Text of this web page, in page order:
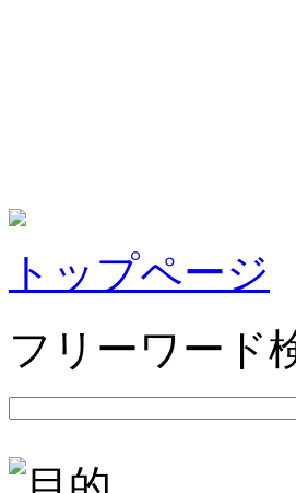
トップページ
フリーワード